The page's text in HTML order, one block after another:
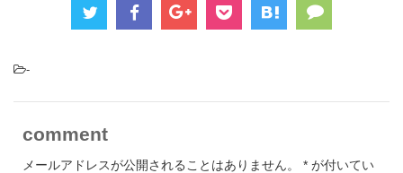
-
comment
メールアドレスが公開されることはありません。 * が付いてい